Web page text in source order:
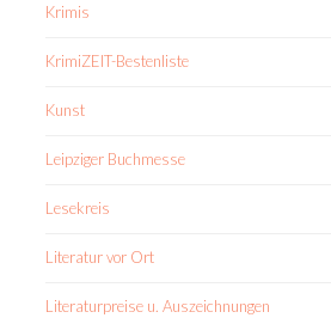
Krimis
KrimiZEIT-Bestenliste
Kunst
Leipziger Buchmesse
Lesekreis
Literatur vor Ort
Literaturpreise u. Auszeichnungen